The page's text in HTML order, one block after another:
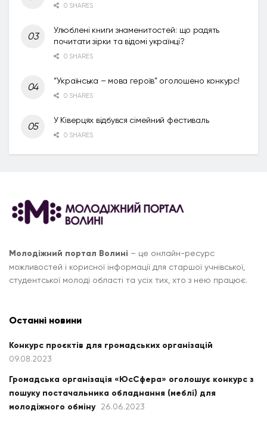
0 SHARES
Улюблені книги знаменитостей: що радять
почитати зірки та відомі українці?
0 SHARES
“Українська – мова героїв” оголошено конкурс!
0 SHARES
У Ківерцях відбувся сімейний фестиваль
0 SHARES
Молодіжний портал Волині – це онлайн-ресурс
можливостей і корисної інформації для старшої учнівської,
студентської молоді області та усіх тих, хто з нею працює.
Останні новини
Конкурс проєктів для громадських організацій
09.08.2023
Громадська організація «ЮсСфера» оголошує конкурс з
пошуку постачальника обладнання (меблі) для
молодіжного обміну
26.06.2023